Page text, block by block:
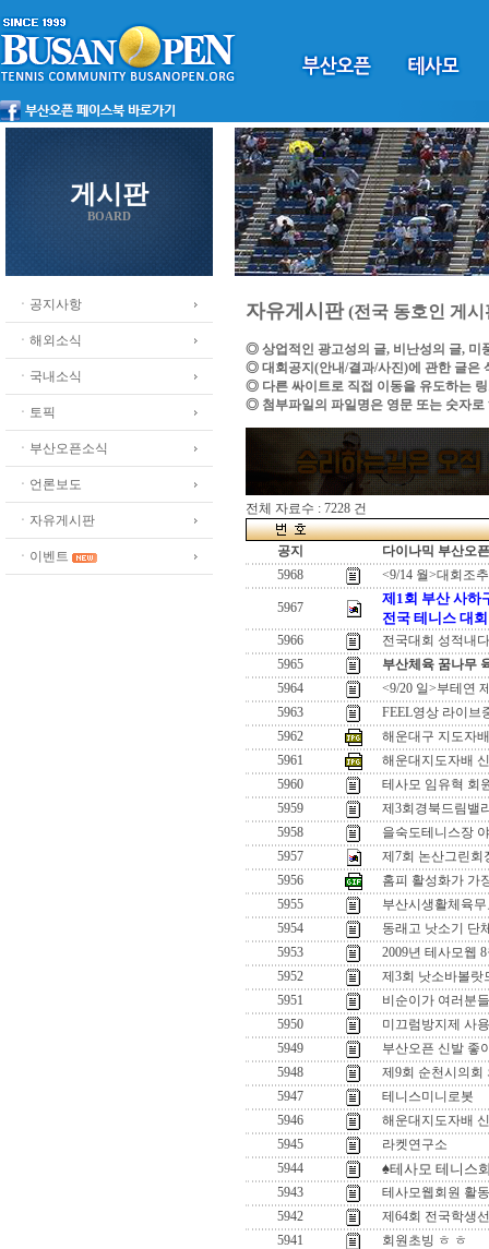
게시판
BOARD
ㆍ공지사항
ㆍ해외소식
ㆍ국내소식
ㆍ토픽
ㆍ부산오픈소식
ㆍ언론보도
ㆍ자유게시판
ㆍ이벤트
자유게시판(전국 동호인 게시
◎ 상업적인 광고성의 글, 비난성의 글, 미
◎ 대회공지(안내/결과/사진)에 관한 글은
◎ 다른 싸이트로 직접 이동을 유도하는
◎ 첨부파일의 파일명은 영문 또는 숫자로
전체 자료수 : 7228 건
공지
다이나믹 부산오
5968
<9/14 월>대회조
5967
제1회 부산 사하
전국 테니스 대
5966
전국대회 성적내
5965
부산체육 꿈나무
5964
<9/20 일>부테연
5963
FEEL영상 라이브
5962
해운대구 지도자
5961
해운대지도자배
5960
테사모 임유혁 회
5959
제3회경북드림밸
5958
을숙도테니스장
5957
제7회 논산그린회
5956
홈피 활성화가 가
5955
부산시생활체육
5954
동래고 낫소기 단
5953
2009년 테사모웹
5952
제3회 낫소바볼랏
5951
비순이가 여러분
5950
미끄럼방지제 사
5949
부산오픈 신발 좋
5948
제9회 순천시의회
5947
테니스미니로봇
5946
해운대지도자배
5945
라켓연구소
5944
♠테사모 테니스
5943
테사모웹회원 활
5942
제64회 전국학생
5941
회원초빙 ㅎ ㅎ